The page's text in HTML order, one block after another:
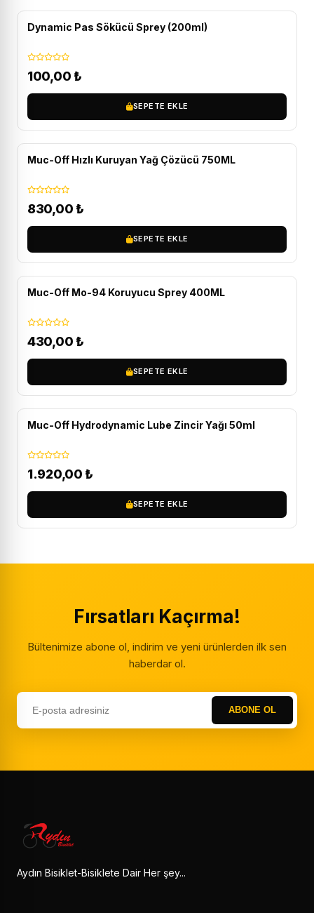
Dynamic Pas Sökücü Sprey (200ml)
100,00 ₺
SEPETE EKLE
Muc-Off Hızlı Kuruyan Yağ Çözücü 750ML
830,00 ₺
SEPETE EKLE
Muc-Off Mo-94 Koruyucu Sprey 400ML
430,00 ₺
SEPETE EKLE
Muc-Off Hydrodynamic Lube Zincir Yağı 50ml
1.920,00 ₺
SEPETE EKLE
Fırsatları Kaçırma!
Bültenimize abone ol, indirim ve yeni ürünlerden ilk sen
haberdar ol.
ABONE OL
Aydın Bisiklet-Bisiklete Dair Her şey...